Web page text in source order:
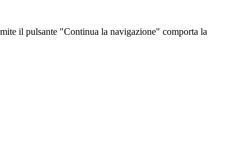
il pulsante "Continua la navigazione" comporta la